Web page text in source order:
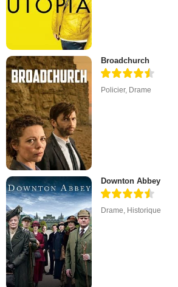
Broadchurch
Policier, Drame
Downton Abbey
Drame, Historique